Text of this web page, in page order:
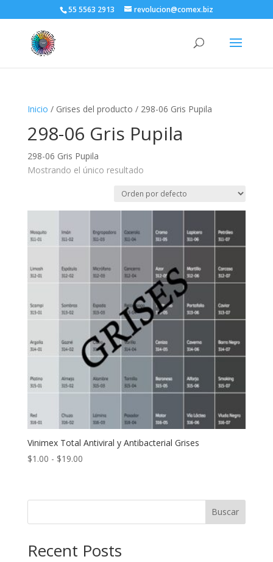
55 5563 2913 revolucion@comex.biz
Inicio / Grises del producto / 298-06 Gris Pupila
298-06 Gris Pupila
298-06 Gris Pupila
Mostrando el único resultado
Vinimex Total Antiviral y Antibacterial Grises
$1.00 - $19.00Rango
desde
Buscar
Recent Posts